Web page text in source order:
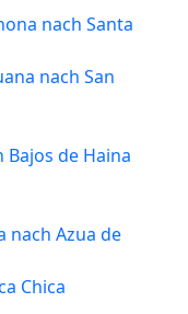
nach Santa
nach San
Bajos de Haina
nach Azua de
Chica